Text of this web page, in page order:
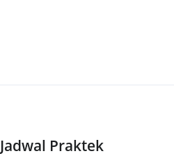
Jadwal Praktek